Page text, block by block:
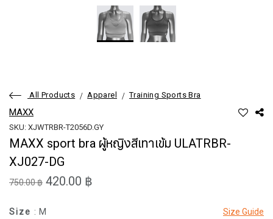
All Products Apparel Training Sports Bra
MAXX
SKU: XJWTRBR-T2056D.GY
MAXX sport bra ผู้หญิงสีเทาเข้ม ULATRBR-
XJ027-DG
750.00 ฿ 420.00 ฿
Size Guide
Size : M